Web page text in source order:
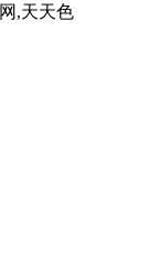
,天天色